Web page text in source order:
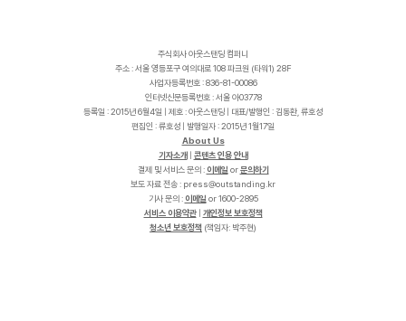
주식회사 아웃스탠딩 컴퍼니
주소 : 서울 영등포구 여의대로 108 파크원 (타워1) 28F
사업자등록번호 : 836-81-00086
인터넷신문등록번호 : 서울 아03778
등록일 : 2015년 6월4일 | 제호 : 아웃스탠딩 | 대표/발행인 : 김동환, 류호성
편집인 : 류호성 | 발행일자 : 2015년 1월17일
About Us
기자소개
콘텐츠 인용 안내
결제 및 서비스 문의 : 이메일 or문의하기
보도 자료 전송 :
r
k
.
g
n
i
d
n
a
t
s
t
u
o
@
s
s
e
r
p
기사 문의 : 이메일 or 1600-2895
서비스 이용약관| 개인정보 보호정책
청소년 보호정책 (책임자: 박주현)